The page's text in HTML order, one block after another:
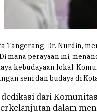
Tangerang, Dr. Nurdin,
mana perayaan ini,
kebudayaan lokal.
seni dan budaya di
dedikasi dari
dalam